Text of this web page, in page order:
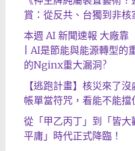
賞：從反共、台獨到非核
本週 AI 新聞速報 大廠靠
| AI是節能與能源轉型的
的Nginx重大漏洞?
【逃跑計畫】核災來了
帳單當符咒，看能不能擋
從「甲乙丙丁」到「皆
平庸」時代正式降臨！